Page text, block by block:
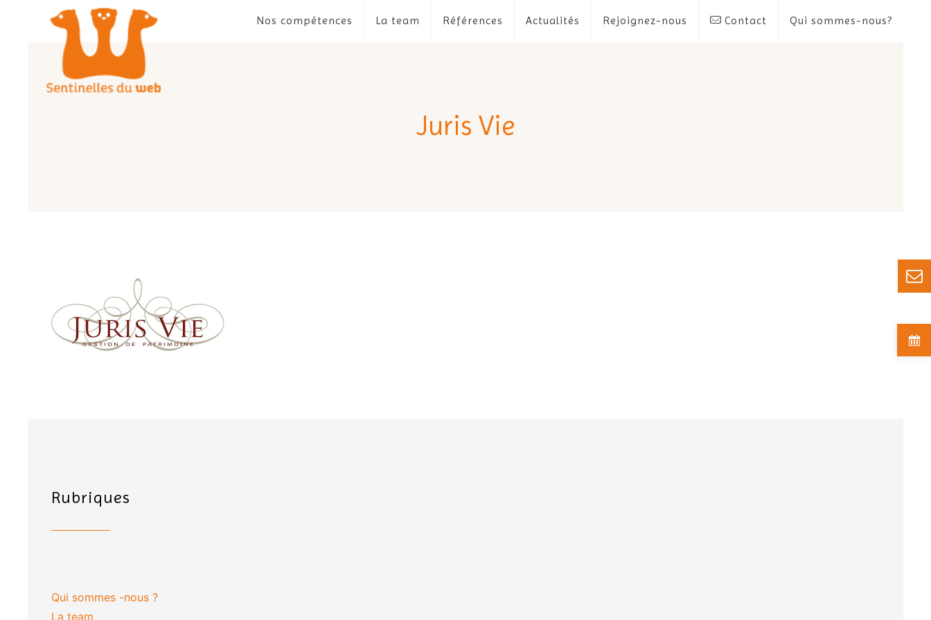
Nos compétences La team Références Actualités Rejoignez-nous Contact Qui sommes-nous?
Juris Vie
Rubriques
Qui sommes -nous ?
La team